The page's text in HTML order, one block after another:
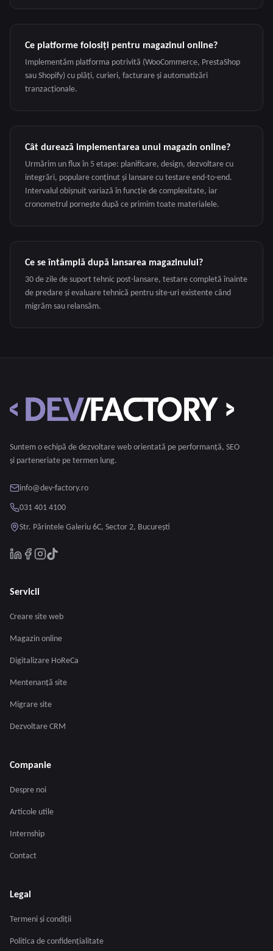
Ce platforme folosiți pentru magazinul online?
Implementăm platforma potrivită (WooCommerce, PrestaShop
sau Shopify) cu plăți, curieri, facturare și automatizări
tranzacționale.
Cât durează implementarea unui magazin online?
Urmărim un flux în 5 etape: planificare, design, dezvoltare cu
integrări, populare conținut și lansare cu testare end-to-end.
Intervalul obișnuit variază în funcție de complexitate, iar
cronometrul pornește după ce primim toate materialele.
Ce se întâmplă după lansarea magazinului?
30 de zile de suport tehnic post-lansare, testare completă înainte
de predare și evaluare tehnică pentru site-uri existente când
migrăm sau relansăm.
Suntem o echipă de dezvoltare web orientată pe performanță, SEO
și parteneriate pe termen lung.
info@dev-factory.ro
031 401 4100
Str. Părintele Galeriu 6C, Sector 2, București
Servicii
Creare site web
Magazin online
Digitalizare HoReCa
Mentenanță site
Migrare site
Dezvoltare CRM
Companie
Despre noi
Articole utile
Internship
Contact
Legal
Termeni și condiții
Politica de confidențialitate